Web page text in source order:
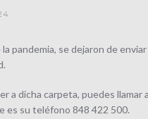
pandemia, se dejaron de
a dicha carpeta, puedes llamar
es su teléfono 848 422 500.